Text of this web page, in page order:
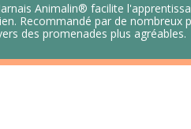
Animalin® facilite
Recommandé par de nombreux
des promenades plus agréables.